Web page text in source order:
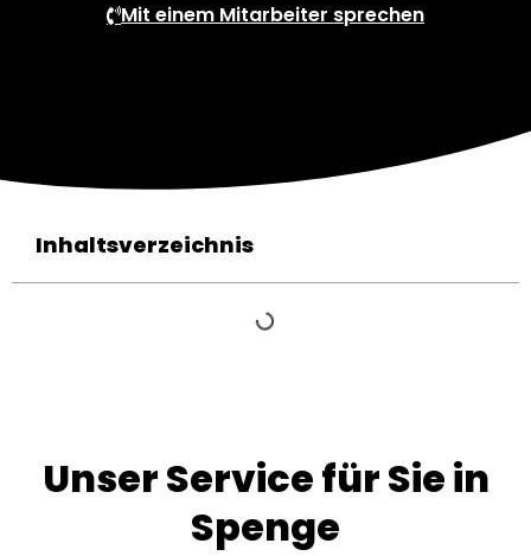
Mit einem Mitarbeiter sprechen
Inhaltsverzeichnis
Unser Service für Sie in
Spenge